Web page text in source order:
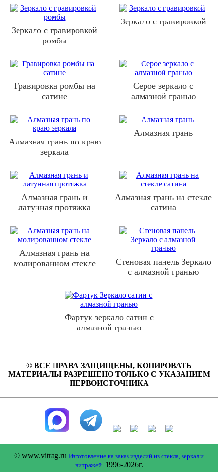
Зеркало с гравировкой
ромбы
Зеркало с гравировкой
Гравировка ромбы на
сатине
Серое зеркало с
алмазной гранью
Алмазная грань по краю
зеркала
Алмазная грань
Алмазная грань и
латунная протяжка
Алмазная грань на стекле
сатина
Алмазная грань на
молированном стекле
Стеновая панель Зеркало
с алмазной гранью
Фартук зеркало сатин с
алмазной гранью
© ВСЕ ПРАВА ЗАЩИЩЕНЫ, КОПИРОВАТЬ
МАТЕРИАЛЫ РАЗРЕШЕНО ТОЛЬКО С УКАЗАНИЕМ
ПЕРВОИСТОЧНИКА
© www.vitrag.ru Изготовление на заказ изделий из стекла, зеркал и
витражей. 1996-2026г.